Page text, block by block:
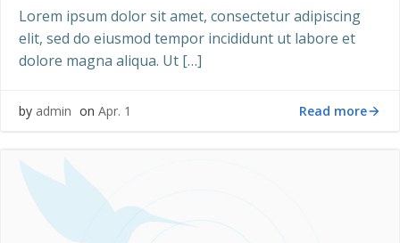
Lorem ipsum dolor sit amet, consectetur adipiscing
elit, sed do eiusmod tempor incididunt ut labore et
dolore magna aliqua. Ut […]
by admin on Apr. 1 Read more